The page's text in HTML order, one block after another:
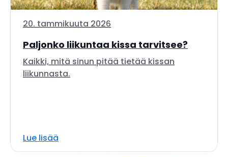
20. tammikuuta 2026
Paljonko liikuntaa kissa tarvitsee?
Kaikki, mitä sinun pitää tietää kissan
liikunnasta.
Lue lisää